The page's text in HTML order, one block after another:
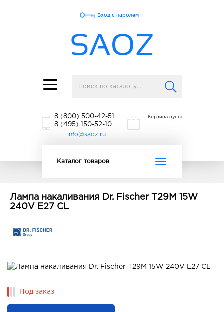
Toggle
navigation
Вход с паролем
8 (800) 500-42-51
8 (495) 150-52-10
info@saoz.ru
Корзина пуста
Toggle
Каталог товаров
Лампа накаливания Dr. Fischer T29M 15W
240V E27 CL
Под заказ